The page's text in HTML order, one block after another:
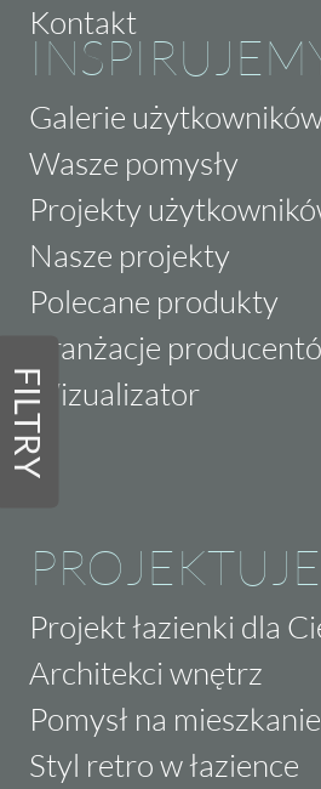
FILTRY
Kontakt
Galerie
Wasze pomysły
Projekty
Nasze projekty
Polecane produkty
Aranżacje
Wizualizator
Projekt łazienki dla
Architekci wnętrz
Pomysł na mieszkanie
Styl retro w łazience